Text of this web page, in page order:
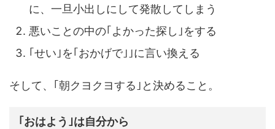
に、一旦小出しにして発散してしまう
悪いことの中の｢よかった探し｣をする
｢せい｣を｢おかげで｣｣に言い換える
そして、｢朝クヨクヨする｣と決めること。
｢おはよう｣は自分から